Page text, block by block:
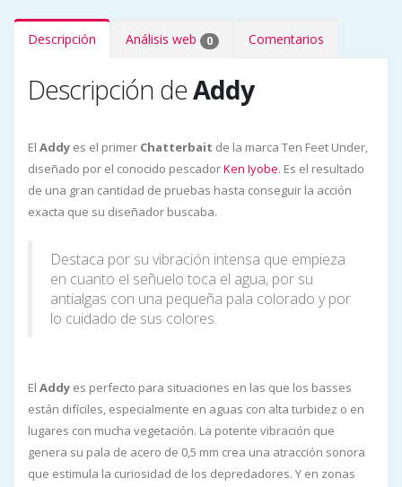
Descripción Análisis web 0 Comentarios
Descripción deAddy
El Addy es el primer Chatterbait de la marca Ten Feet Under,
diseñado por el conocido pescadorKen Iyobe. Es el resultado
de una gran cantidad de pruebas hasta conseguir la acción
exacta que su diseñador buscaba.
Destaca por su vibración intensa que empieza
en cuanto el señuelo toca el agua, por su
antialgas con una pequeña pala colorado y por
lo cuidado de sus colores.
El Addy es perfecto para situaciones en las que los basses
están difíciles, especialmente en aguas con alta turbidez o en
lugares con mucha vegetación. La potente vibración que
genera su pala de acero de 0,5 mm crea una atracción sonora
que estimula la curiosidad de los depredadores. Y en zonas